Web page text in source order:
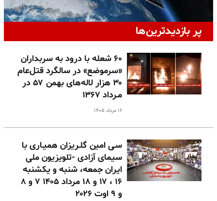
پر بازدیدترین‌ها
۶۰ شعله با درود به سربداران
«سرموضع» در سالگرد قتل‌عام
۳۰ هزار لاله‌های بهمن ۵۷ در
مـرداد ۱۳۶۷
۱۶ مرداد ۱۴۰۵
سـی امین گلـریزان همیـاری با
سیمای آزادی -تلویزیون ملی
ایران جمعه، شنبه و یکشنبه
۱۶ ، ۱۷ و ۱۸ مرداد ۱۴۰۵ ۷ و ۸
و ۹ اوت ۲۰۲۶